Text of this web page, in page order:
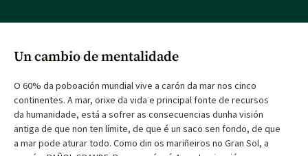
Un cambio de mentalidade
O 60% da poboación mundial vive a carón da mar nos cinco
continentes. A mar, orixe da vida e principal fonte de recursos
da humanidade, está a sofrer as consecuencias dunha visión
antiga de que non ten límite, de que é un saco sen fondo, de que
a mar pode aturar todo. Como din os mariñeiros no Gran Sol, a